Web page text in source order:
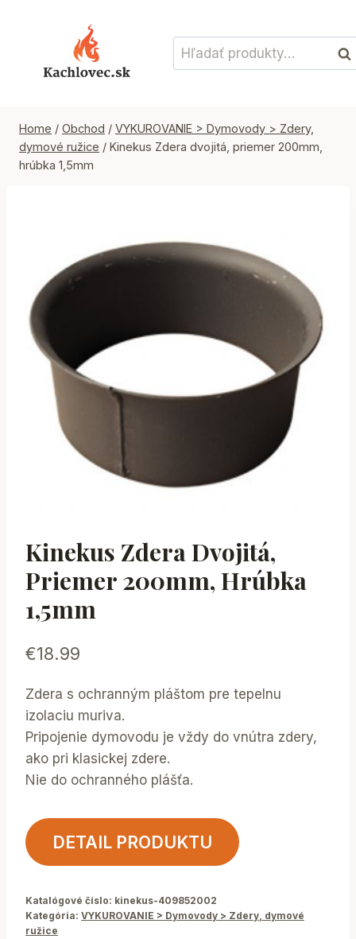
Hľadať:
Home / Obchod / VYKUROVANIE > Dymovody > Zdery,
dymové ružice / Kinekus Zdera dvojitá, priemer 200mm,
hrúbka 1,5mm
Kinekus Zdera Dvojitá,
Priemer 200mm, Hrúbka
1,5mm
€18.99
Zdera s ochranným pláštom pre tepelnu
izolaciu muriva.
Pripojenie dymovodu je vždy do vnútra zdery,
ako pri klasickej zdere.
Nie do ochranného plášťa.
DETAIL PRODUKTU
Katalógové číslo: kinekus-409852002
Kategória: VYKUROVANIE > Dymovody > Zdery, dymové
ružice